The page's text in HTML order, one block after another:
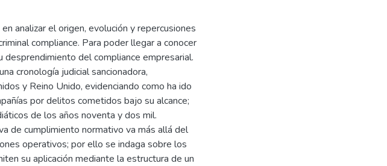
analizar el origen, evolución y repercusiones
compliance. Para poder llegar a conocer
del compliance empresarial.
cronología judicial sancionadora,
y Reino Unido, evidenciando como ha ido
por delitos cometidos bajo su alcance;
de los años noventa y dos mil.
de cumplimiento normativo va más allá del
operativos; por ello se indaga sobre los
su aplicación mediante la estructura de un